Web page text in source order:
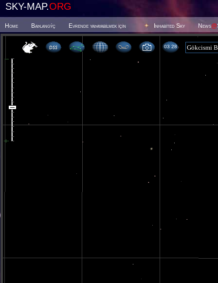
SKY-MAP.ORG
Home Baþlangýç Evrende yaþayabilmek için Inhabited Sky News@
03 28